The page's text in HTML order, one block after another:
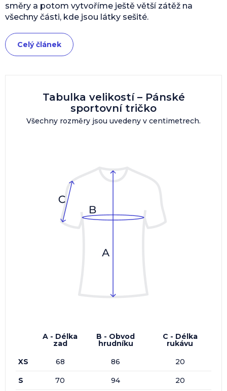
Tabulka velikostí – Pánské
sportovní tričko
Všechny rozměry jsou uvedeny v centimetrech.
A - Délka
zad
B - Obvod
hrudníku
C - Délka
rukávu
XS
68 86 20
S 70 94 20
směry a potom vytvoříme ještě větší zátěž na
všechny části, kde jsou látky sešité.
Celý článek